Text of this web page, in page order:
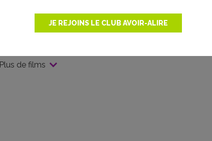
JE REJOINS LE CLUB AVOIR-ALIRE
Plus de films